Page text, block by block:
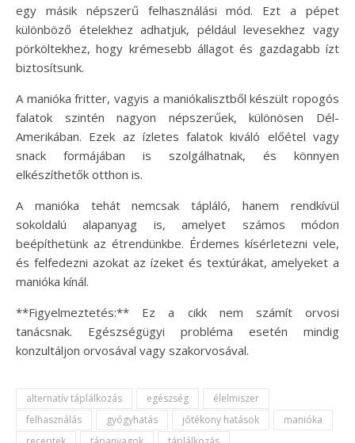
egy másik népszerű felhasználási mód. Ezt a pépet
különböző ételekhez adhatjuk, például levesekhez vagy
pörköltekhez, hogy krémesebb állagot és gazdagabb ízt
biztosítsunk.
A manióka fritter, vagyis a maniókalisztből készült ropogós
falatok szintén nagyon népszerűek, különösen Dél-
Amerikában. Ezek az ízletes falatok kiváló előétel vagy
snack formájában is szolgálhatnak, és könnyen
elkészíthetők otthon is.
A manióka tehát nemcsak tápláló, hanem rendkívül
sokoldalú alapanyag is, amelyet számos módon
beépíthetünk az étrendünkbe. Érdemes kísérletezni vele,
és felfedezni azokat az ízeket és textúrákat, amelyeket a
manióka kínál.
**Figyelmeztetés:** Ez a cikk nem számít orvosi
tanácsnak. Egészségügyi probléma esetén mindig
konzultáljon orvosával vagy szakorvosával.
alternatív táplálkozás egészség
élelmiszer
felhasználás
gyógyhatás jótékony hatások
manióka